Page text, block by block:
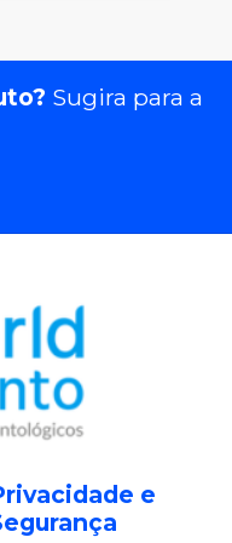
Sugira para a
e